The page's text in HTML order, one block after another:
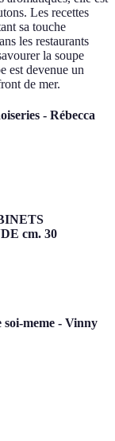
Les recettes
sa touche
les restaurants
la soupe
est devenue un
de mer.
- Rébecca
cm. 30
meme - Vinny